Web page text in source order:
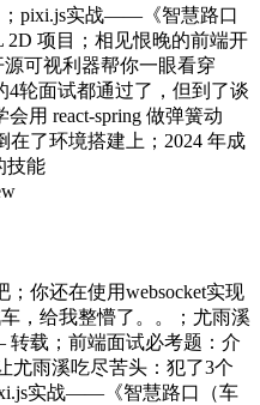
pixi.js实战——《智慧路口
2D 项目；相见恨晚的前端开
源可视利器帮你一眼看穿
4轮面试都通过了，但到了谈
用 react-spring 做弹簧动
了环境搭建上；2024 年成
技能
你还在使用websocket实现
，给我整懵了。。；尤雨溪
转载；前端面试必考题：介
尤雨溪吃尽苦头：犯了3个
实战——《智慧路口（车